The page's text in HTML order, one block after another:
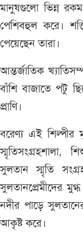
মানুষগুলো ভিন্ন
পেশিবহুল করে।
পেয়েছেন তারা।
আন্তর্জাতিক
বাঁশি বাজাতে পটু
প্রাণি।
বরেণ্য এই
স্মৃতিসংগ্রহশালা,
সুলতান স্মৃতি
সুলতানপ্রেমীদের
নদীর পাড়ে সুলতানের
আকৃষ্ট করে।